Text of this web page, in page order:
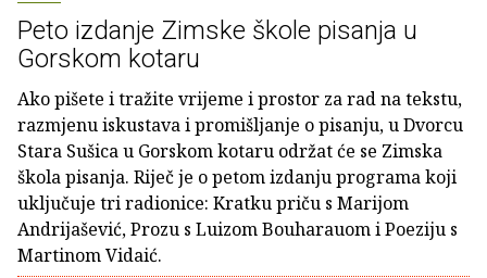
Peto izdanje Zimske škole pisanja u
Gorskom kotaru
Ako pišete i tražite vrijeme i prostor za rad na tekstu,
razmjenu iskustava i promišljanje o pisanju, u Dvorcu
Stara Sušica u Gorskom kotaru održat će se Zimska
škola pisanja. Riječ je o petom izdanju programa koji
uključuje tri radionice: Kratku priču s Marijom
Andrijašević, Prozu s Luizom Bouharauom i Poeziju s
Martinom Vidaić.